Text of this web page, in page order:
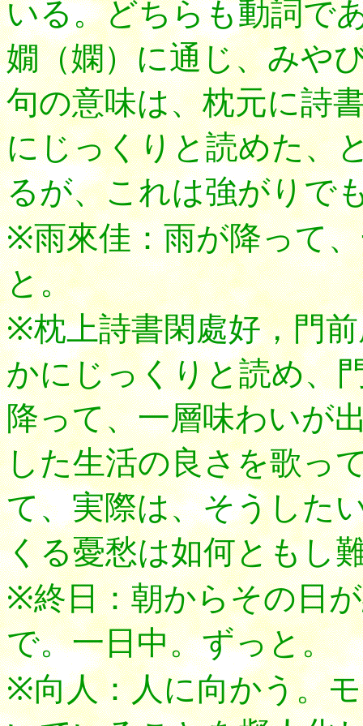
いる。どちらも動詞で
嫺（嫻）に通じ、みや
句の意味は、枕元に詩
にじっくりと読めた、
るが、これは強がりで
※雨來佳：雨が降って
と。
※枕上詩書閑處好，門
かにじっくりと読め、
降って、一層味わいが
した生活の良さを歌っ
て、実際は、そうした
くる憂愁は如何ともし
※終日：朝からその日
で。一日中。ずっと。
※向人：人に向かう。